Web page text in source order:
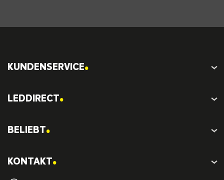
KUNDENSERVICE.
LEDDIRECT.
BELIEBT.
KONTAKT.